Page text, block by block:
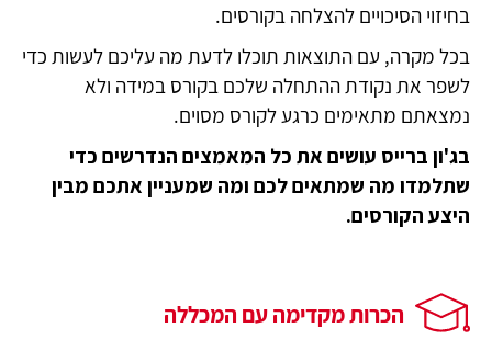
בחיזוי הסיכויים להצלחה בקורסים.
בכל מקרה, עם התוצאות תוכלו לדעת מה עליכם לעשות כדי
לשפר את נקודת ההתחלה שלכם בקורס במידה ולא
נמצאתם מתאימים כרגע לקורס מסוים.
בג'ון ברייס עושים את כל המאמצים הנדרשים כדי
שתלמדו מה שמתאים לכם ומה שמעניין אתכם מבין
היצע הקורסים.
הכרות מקדימה עם המכללה